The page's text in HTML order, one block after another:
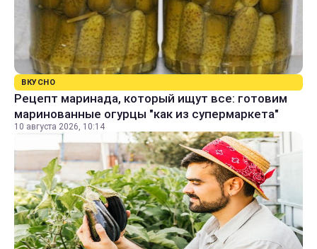
ВКУСНО
Рецепт маринада, который ищут все: готовим
маринованные огурцы "как из супермаркета"
10 августа 2026, 10:14